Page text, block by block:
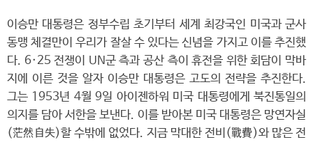
이승만 대통령은 정부수립 초기부터 세계 최강국인 미국과 군사
동맹 체결만이 우리가 잘살 수 있다는 신념을 가지고 이를 추진했
다. 6·25 전쟁이 UN군 측과 공산 측이 휴전을 위한 회담이 막바
지에 이른 것을 알자 이승만 대통령은 고도의 전략을 추진한다.
그는 1953년 4월 9일 아이젠하워 미국 대통령에게 북진통일의
의지를 담아 서한을 보낸다. 이를 받아본 미국 대통령은 망연자실
(茫然自失)할 수밖에 없었다. 지금 막대한 전비(戰費)와 많은 전